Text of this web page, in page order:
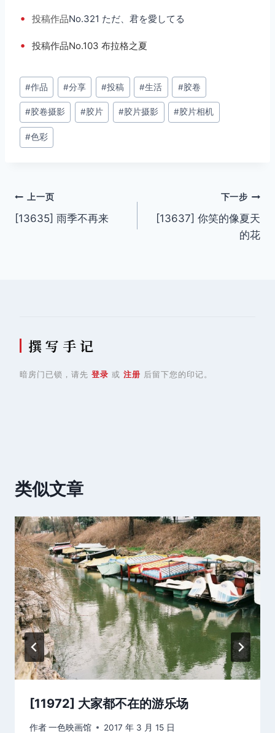
• 投稿作品No.321 ただ、君を愛してる
• 投稿作品No.103 布拉格之夏
文
章
标
签：
#作品 #分享 #投稿 #生活 #胶卷
#胶卷摄影 #胶片 #胶片摄影 #胶片相机
#色彩
文
章
上一页
[13635] 雨季不再来
下一步
[13637] 你笑的像夏天
的花
撰 写 手 记
暗房门已锁，请先 登录 或 注册 后留下您的印记。
类似文章
[11972] 大家都不在的游乐场
作者一色映画馆 2017 年 3 月 15 日